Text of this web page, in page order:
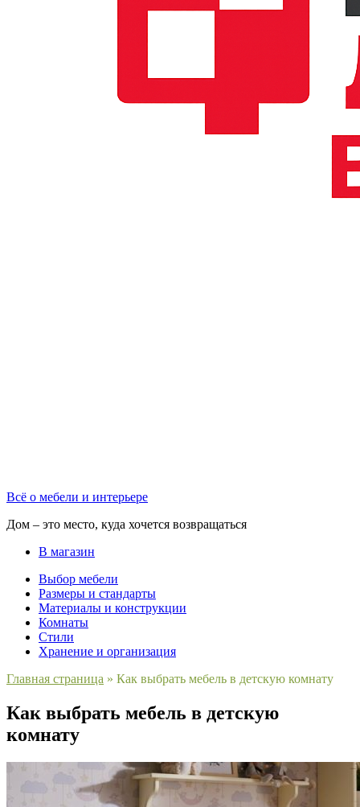
Всё о мебели и интерьере
Дом – это место, куда хочется возвращаться
В магазин
Выбор мебели
Размеры и стандарты
Материалы и конструкции
Комнаты
Стили
Хранение и организация
Главная страница » Как выбрать мебель в детскую комнату
Как выбрать мебель в детскую
комнату